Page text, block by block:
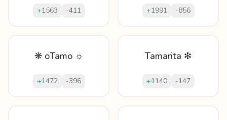
+1563 -411 +1991 -856
❋ oTamo ☼
+1472 -396
Tamarita ❇
+1140 -147